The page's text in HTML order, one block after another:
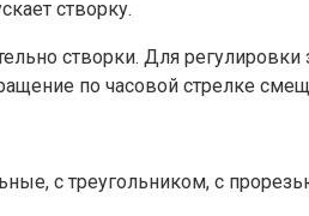
створку.
створки. Для
по часовой стрелке
с треугольником, с